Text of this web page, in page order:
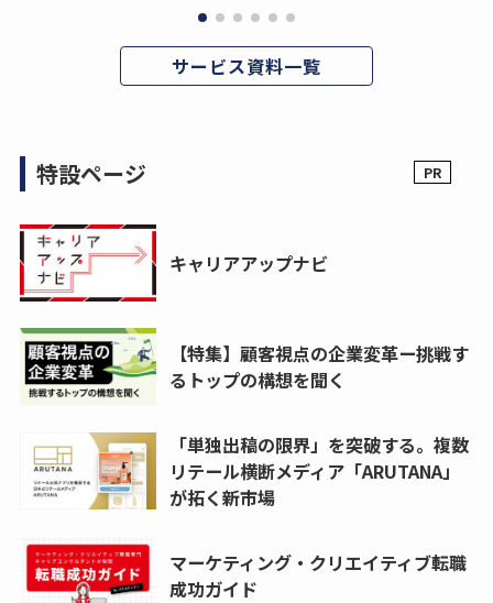
サービス資料一覧
特設ページ
キャリアアップナビ
【特集】顧客視点の企業変革ー挑戦す
るトップの構想を聞く
「単独出稿の限界」を突破する。複数
リテール横断メディア「ARUTANA」
が拓く新市場
マーケティング・クリエイティブ転職
成功ガイド